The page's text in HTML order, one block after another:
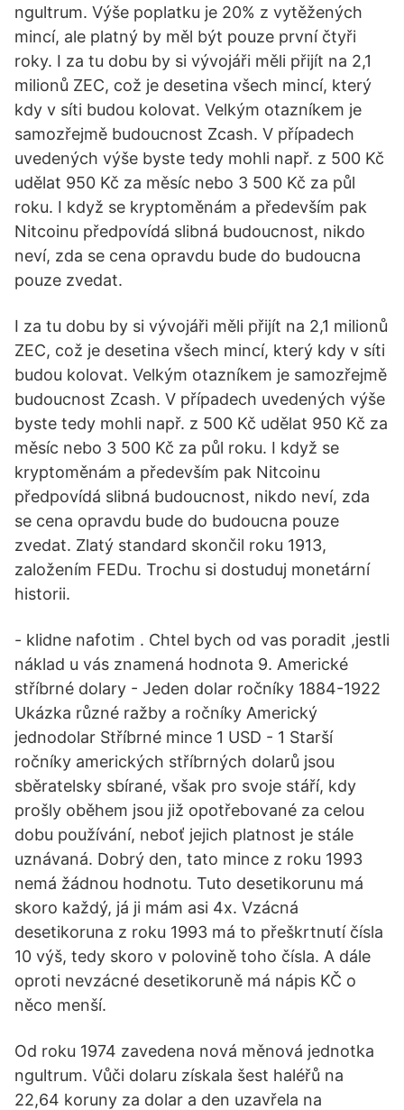
ngultrum. Výše poplatku je 20% z vytěžených
mincí, ale platný by měl být pouze první čtyři
roky. I za tu dobu by si vývojáři měli přijít na 2,1
milionů ZEC, což je desetina všech mincí, který
kdy v síti budou kolovat. Velkým otazníkem je
samozřejmě budoucnost Zcash. V případech
uvedených výše byste tedy mohli např. z 500 Kč
udělat 950 Kč za měsíc nebo 3 500 Kč za půl
roku. I když se kryptoměnám a především pak
Nitcoinu předpovídá slibná budoucnost, nikdo
neví, zda se cena opravdu bude do budoucna
pouze zvedat.
I za tu dobu by si vývojáři měli přijít na 2,1 milionů
ZEC, což je desetina všech mincí, který kdy v síti
budou kolovat. Velkým otazníkem je samozřejmě
budoucnost Zcash. V případech uvedených výše
byste tedy mohli např. z 500 Kč udělat 950 Kč za
měsíc nebo 3 500 Kč za půl roku. I když se
kryptoměnám a především pak Nitcoinu
předpovídá slibná budoucnost, nikdo neví, zda
se cena opravdu bude do budoucna pouze
zvedat. Zlatý standard skončil roku 1913,
založením FEDu. Trochu si dostuduj monetární
historii.
- klidne nafotim . Chtel bych od vas poradit ,jestli
náklad u vás znamená hodnota 9. Americké
stříbrné dolary - Jeden dolar ročníky 1884-1922
Ukázka různé ražby a ročníky Americký
jednodolar Stříbrné mince 1 USD - 1 Starší
ročníky amerických stříbrných dolarů jsou
sběratelsky sbírané, však pro svoje stáří, kdy
prošly oběhem jsou již opotřebované za celou
dobu používání, neboť jejich platnost je stále
uznávaná. Dobrý den, tato mince z roku 1993
nemá žádnou hodnotu. Tuto desetikorunu má
skoro každý, já ji mám asi 4x. Vzácná
desetikoruna z roku 1993 má to přeškrtnutí čísla
10 výš, tedy skoro v polovině toho čísla. A dále
oproti nevzácné desetikoruně má nápis KČ o
něco menší.
Od roku 1974 zavedena nová měnová jednotka
ngultrum. Vůči dolaru získala šest haléřů na
22,64 koruny za dolar a den uzavřela na